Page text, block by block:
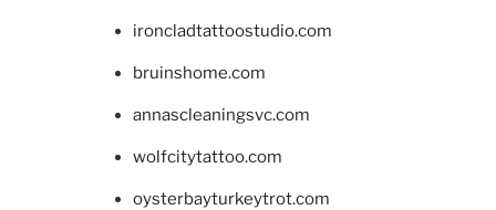
ironcladtattoostudio.com
bruinshome.com
annascleaningsvc.com
wolfcitytattoo.com
oysterbayturkeytrot.com